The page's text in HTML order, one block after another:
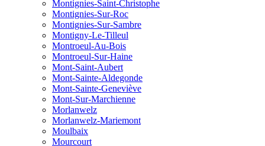
Montignies-Saint-Christophe
Montignies-Sur-Roc
Montignies-Sur-Sambre
Montigny-Le-Tilleul
Montroeul-Au-Bois
Montroeul-Sur-Haine
Mont-Saint-Aubert
Mont-Sainte-Aldegonde
Mont-Sainte-Geneviève
Mont-Sur-Marchienne
Morlanwelz
Morlanwelz-Mariemont
Moulbaix
Mourcourt